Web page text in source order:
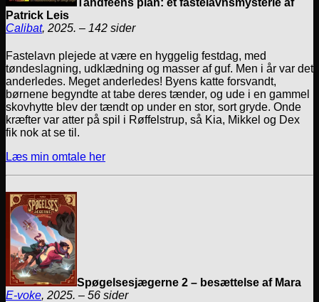
Tandfeens plan: et fastelavnsmysterie af
Patrick Leis
Calibat, 2025. – 142 sider
Fastelavn plejede at være en hyggelig festdag, med
tøndeslagning, udklædning og masser af guf. Men i år var det
anderledes. Meget anderledes! Byens katte forsvandt,
børnene begyndte at tabe deres tænder, og ude i en gammel
skovhytte blev der tændt op under en stor, sort gryde. Onde
kræfter var atter på spil i Røffelstrup, så Kia, Mikkel og Dex
fik nok at se til.
Læs min omtale her
Spøgelsesjægerne 2 – besættelse af Mara
E-voke, 2025. – 56 sider